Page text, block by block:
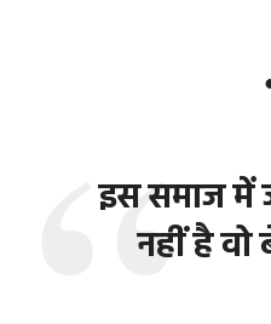
इस समाज में
नहीं है